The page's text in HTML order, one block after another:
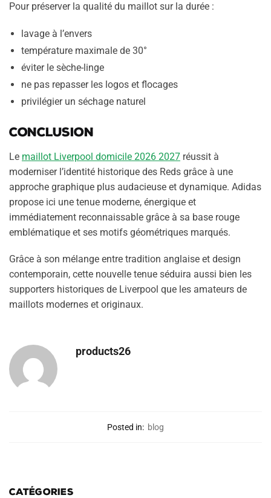
Pour préserver la qualité du maillot sur la durée :
lavage à l’envers
température maximale de 30°
éviter le sèche-linge
ne pas repasser les logos et flocages
privilégier un séchage naturel
Conclusion
Le maillot Liverpool domicile 2026 2027 réussit à
moderniser l’identité historique des Reds grâce à une
approche graphique plus audacieuse et dynamique. Adidas
propose ici une tenue moderne, énergique et
immédiatement reconnaissable grâce à sa base rouge
emblématique et ses motifs géométriques marqués.
Grâce à son mélange entre tradition anglaise et design
contemporain, cette nouvelle tenue séduira aussi bien les
supporters historiques de Liverpool que les amateurs de
maillots modernes et originaux.
products26
Posted in: blog
CATÉGORIES